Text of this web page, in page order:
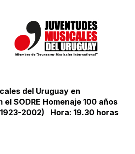
del Uruguay en
SODRE Homenaje 100 años
2002) Hora: 19.30 horas